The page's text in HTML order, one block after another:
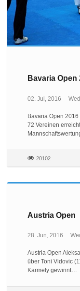
Bavaria Open
02. Jul, 2016
Bavaria Open
72 Vereinen
20102
Austria Open
28. Jun, 2016
Austria Open
über Toni Vidovic
Karmely gewinnt…